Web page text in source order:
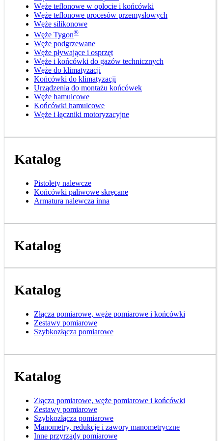
Węże teflonowe w oplocie i końcówki
Węże teflonowe procesów przemysłowych
Węże silikonowe
Węże Tygon®
Węże podgrzewane
Węże pływające i osprzęt
Węże i końcówki do gazów technicznych
Węże do klimatyzacji
Końcówki do klimatyzacji
Urządzenia do montażu końcówek
Węże hamulcowe
Końcówki hamulcowe
Węże i łączniki motoryzacyjne
Katalog
Pistolety nalewcze
Końcówki paliwowe skręcane
Armatura nalewcza inna
Katalog
Katalog
Złącza pomiarowe, węże pomiarowe i końcówki
Zestawy pomiarowe
Szybkozłącza pomiarowe
Katalog
Złącza pomiarowe, węże pomiarowe i końcówki
Zestawy pomiarowe
Szybkozłącza pomiarowe
Manometry, redukcje i zawory manometryczne
Inne przyrządy pomiarowe